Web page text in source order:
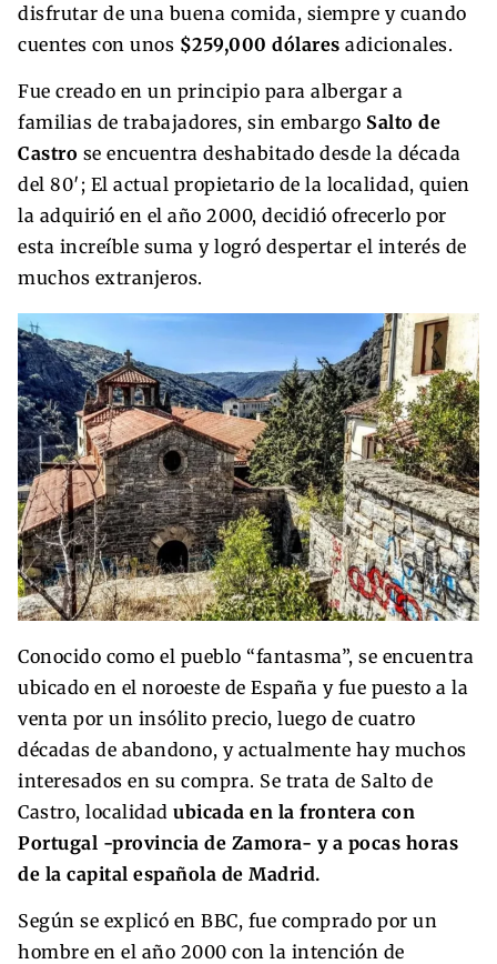
disfrutar de una buena comida, siempre y cuando
cuentes con unos $259,000 dólares adicionales.
Fue creado en un principio para albergar a
familias de trabajadores, sin embargo Salto de
Castro se encuentra deshabitado desde la década
del 80′; El actual propietario de la localidad, quien
la adquirió en el año 2000, decidió ofrecerlo por
esta increíble suma y logró despertar el interés de
muchos extranjeros.
Conocido como el pueblo “fantasma”, se encuentra
ubicado en el noroeste de España y fue puesto a la
venta por un insólito precio, luego de cuatro
décadas de abandono, y actualmente hay muchos
interesados en su compra. Se trata de Salto de
Castro, localidad ubicada en la frontera con
Portugal -provincia de Zamora- y a pocas horas
de la capital española de Madrid.
Según se explicó en BBC, fue comprado por un
hombre en el año 2000 con la intención de